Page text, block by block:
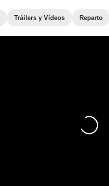
Tráilers y Vídeos Reparto